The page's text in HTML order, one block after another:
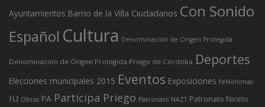
Ayuntamientos Barrio de la Villa Ciudadanos Con Sonido
Español Cultura Denominación de Origen Protegida
Denominación de Origen Protegida Priego de Córdoba Deportes
Elecciones municipales 2015 Eventos Exposiciones feNónimas
IU Obras PA Participa Priego Patronato NAZT Patronato Niceto